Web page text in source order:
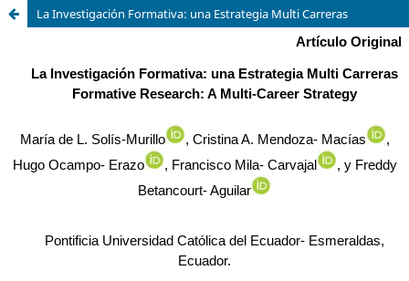
La Investigación Formativa: una Estrategia Multi Carreras